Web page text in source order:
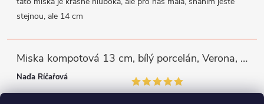
stejnou, ale 14 cm
Miska kompotová 13 cm, bílý porcelán, Verona, G. Benedikt
Naďa Říčařová